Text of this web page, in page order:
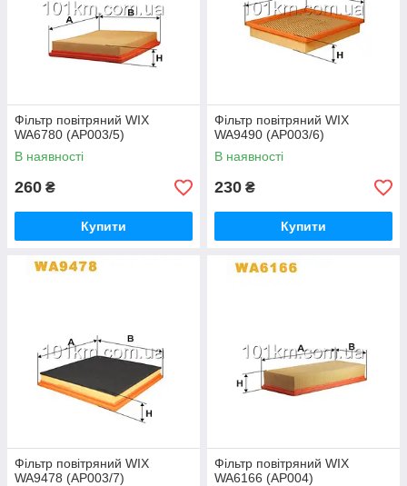
Фільтр повітряний WIX
WA6780 (AP003/5)
В наявності
260 ₴
Купити
Фільтр повітряний WIX
WA9490 (AP003/6)
В наявності
230 ₴
Купити
Фільтр повітряний WIX
WA9478 (AP003/7)
Фільтр повітряний WIX
WA6166 (AP004)